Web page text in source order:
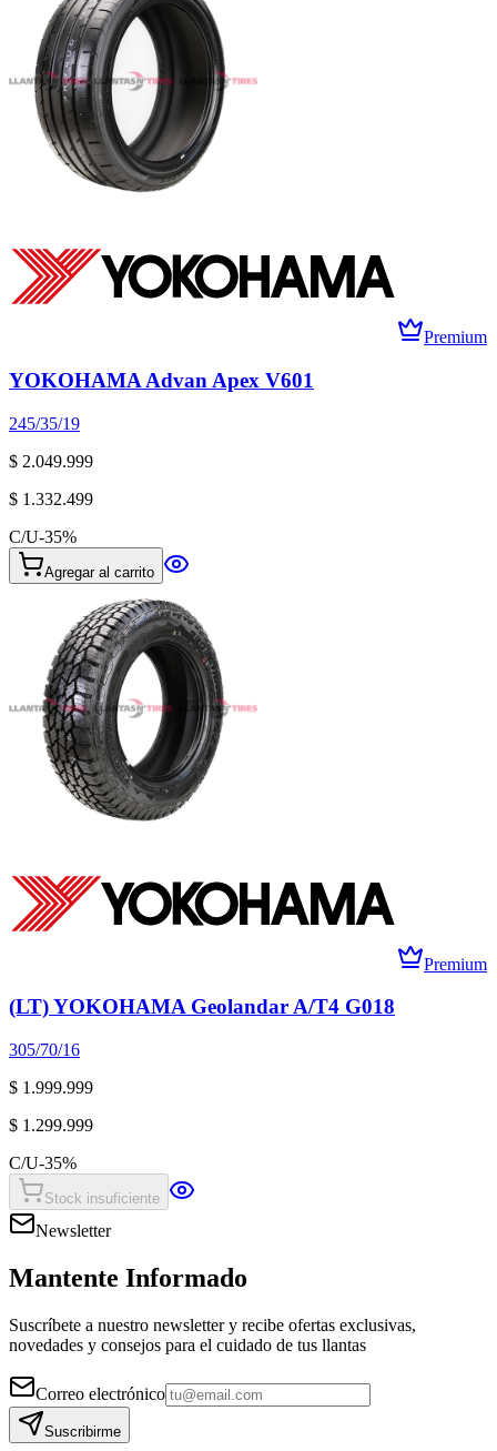
Premium
YOKOHAMA Advan Apex V601
245/35/19
$ 2.049.999
$ 1.332.499
C/U-35%
Agregar al carrito
Premium
(LT) YOKOHAMA Geolandar A/T4 G018
305/70/16
$ 1.999.999
$ 1.299.999
C/U-35%
Stock insuficiente
Newsletter
Mantente Informado
Suscríbete a nuestro newsletter y recibe ofertas exclusivas,
novedades y consejos para el cuidado de tus llantas
Correo electrónico
Suscribirme